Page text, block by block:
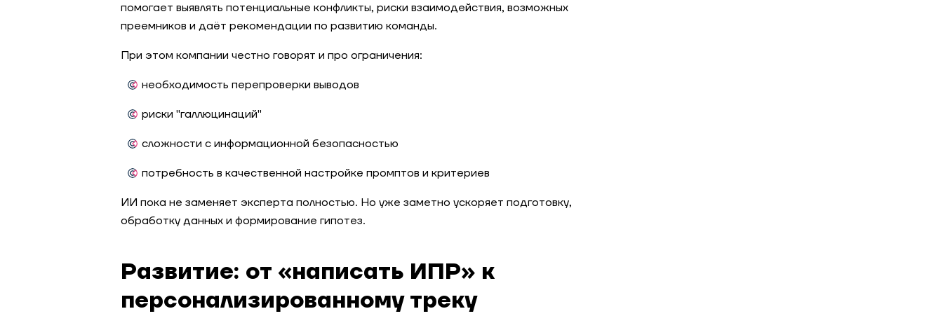
помогает выявлять потенциальные конфликты, риски взаимодействия, возможных
преемников и даёт рекомендации по развитию команды.
При этом компании честно говорят и про ограничения:
необходимость перепроверки выводов
риски "галлюцинаций"
сложности с информационной безопасностью
потребность в качественной настройке промптов и критериев
ИИ пока не заменяет эксперта полностью. Но уже заметно ускоряет подготовку,
обработку данных и формирование гипотез.
Развитие: от «написать ИПР» к
персонализированному треку